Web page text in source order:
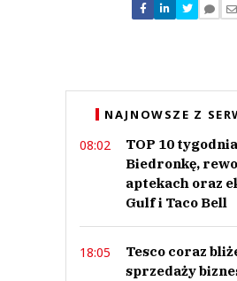
Nie znaleziono
Zostaw swoje
NAJNOWSZE Z
08:02
TOP 10
Biedronkę,
aptekach oraz
Gulf i Taco Bell
18:05
Tesco coraz
sprzedaży